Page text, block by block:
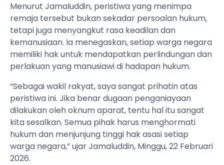
Menurut Jamaluddin, peristiwa yang menimpa
remaja tersebut bukan sekadar persoalan hukum,
tetapi juga menyangkut rasa keadilan dan
kemanusiaan. Ia menegaskan, setiap warga negara
memiliki hak untuk mendapatkan perlindungan dan
perlakuan yang manusiawi di hadapan hukum.
“Sebagai wakil rakyat, saya sangat prihatin atas
peristiwa ini. Jika benar dugaan penganiayaan
dilakukan oleh oknum aparat, tentu hal itu sangat
kita sesalkan. Semua pihak harus menghormati
hukum dan menjunjung tinggi hak asasi setiap
warga negara,” ujar Jamaluddin, Minggu, 22 Februari
2026.